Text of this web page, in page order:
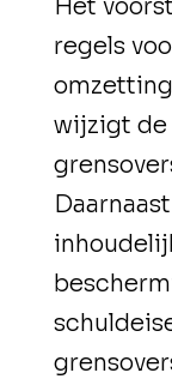
Het
regels
wijzigt de